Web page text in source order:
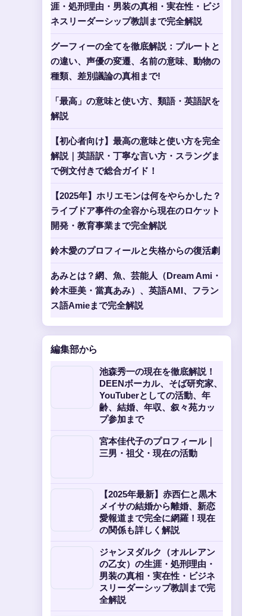
涯・処刑理由・男装の真相・実在性・ビジ
ネスリーダーシップ教訓まで完全解説
グーフィーの全てを徹底解説：プルートと
の違い、声優の変遷、名前の意味、動物の
種類、差別議論の真相まで!
「最高」の意味と使い方、類語・英語訳を
解説
【初心者向け】最高の意味と使い方を完全
解説｜英語訳・丁寧な言い方・スラングま
で例文付きで総合ガイド！
【2025年】ホリエモンは何をやらかした？
ライブドア事件の全容から現在のロケット
開発・教育事業まで完全解説
鈴木愛のプロフィールと失格からの復活劇
あみとは？網、魚、芸能人（Dream Ami・
鈴木亜美・當真あみ）、英語AMI、フラン
ス語Amieまで完全解説
編集部から
池森秀一の現在を徹底解説！
DEENボーカル、そば研究家、
YouTuberとしての活動、年
齢、結婚、年収、叙々苑カッ
プ参加まで
宮本佳代子のプロフィール｜
三男・祖父・現在の活動
【2025年最新】赤西仁と黒木
メイサの結婚から離婚、新恋
愛報道まで完全に網羅！現在
の関係も詳しく解説
ジャンヌダルク（オルレアン
の乙女）の生涯・処刑理由・
男装の真相・実在性・ビジネ
スリーダーシップ教訓まで完
全解説